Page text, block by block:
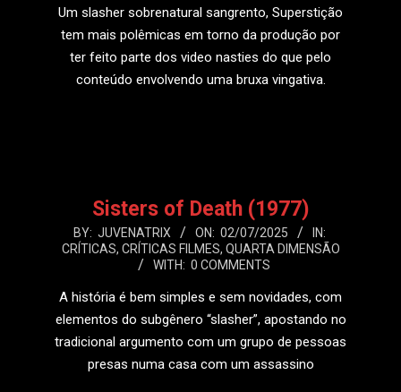
Um slasher sobrenatural sangrento, Superstição
tem mais polêmicas em torno da produção por
ter feito parte dos video nasties do que pelo
conteúdo envolvendo uma bruxa vingativa.
Sisters of Death (1977)
2025-
07-
BY: JUVENATRIX ON: 02/07/2025
IN:
CRÍTICAS, CRÍTICAS FILMES, QUARTA DIMENSÃO
WITH: 0 COMMENTS
A história é bem simples e sem novidades, com
elementos do subgênero “slasher”, apostando no
tradicional argumento com um grupo de pessoas
presas numa casa com um assassino